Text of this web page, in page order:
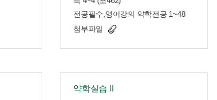
전공필수,영어강의 약학전공 1~48
첨부파일
약학실습Ⅱ